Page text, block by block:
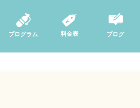
プログラム 料金表 ブログ